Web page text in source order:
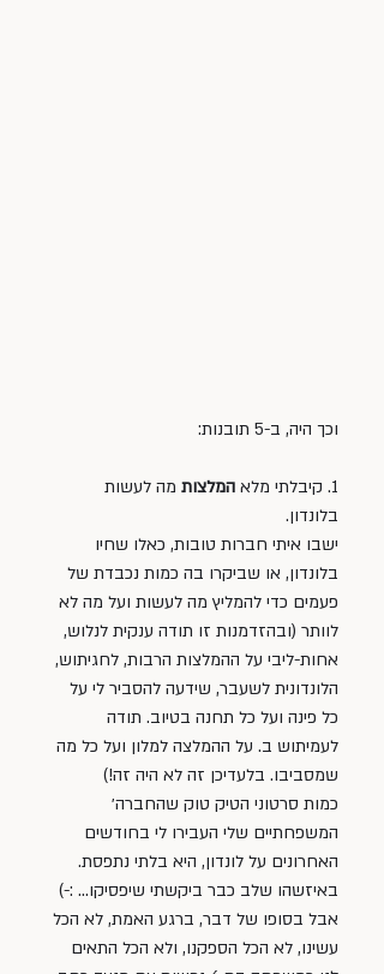
וכך היה, ב-5 תובנות:
1. קיבלתי מלא המלצות מה לעשות
בלונדון.
ישבו איתי חברות טובות, כאלו שחיו
בלונדון, או שביקרו בה כמות נכבדת של
פעמים כדי להמליץ מה לעשות ועל מה לא
לוותר (ובהזדמנות זו תודה ענקית לנלוש,
אחות-ליבי על ההמלצות הרבות, לחגיתוש,
הלונדונית לשעבר, שידעה להסביר לי על
כל פינה ועל כל תחנה בטיוב. תודה
לעמיתוש ב. על ההמלצה למלון ועל כל מה
שמסביבו. בלעדיכן זה לא היה זה!)
כמות סרטוני הטיק טוק שהחברה׳
המשפחתיים שלי העבירו לי בחודשים
האחרונים על לונדון, היא בלתי נתפסת.
באיזשהו שלב כבר ביקשתי שיפסיקו… :-)
אבל בסופו של דבר, ברגע האמת, לא הכל
עשינו, לא הכל הספקנו, ולא הכל התאים